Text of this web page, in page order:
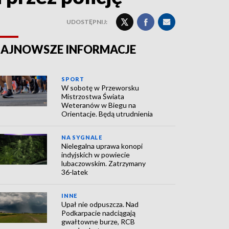
UDOSTĘPNIJ:
INFORMACJE
SPORT
W sobotę w Przeworsku
Mistrzostwa Świata
Weteranów w Biegu na
Orientacje. Będą utrudnienia
NA SYGNALE
Nielegalna uprawa konopi
indyjskich w powiecie
lubaczowskim. Zatrzymany
36-latek
INNE
Upał nie odpuszcza. Nad
Podkarpacie nadciągają
gwałtowne burze, RCB